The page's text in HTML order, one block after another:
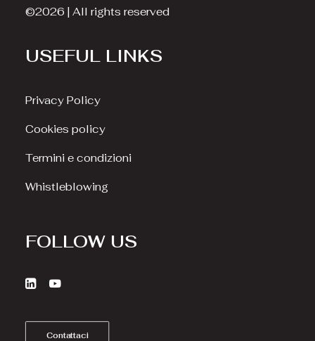
©2026 | All rights reserved
USEFUL LINKS
Privacy Policy
Cookies policy
Termini e condizioni
Whistleblowing
FOLLOW US
Contattaci